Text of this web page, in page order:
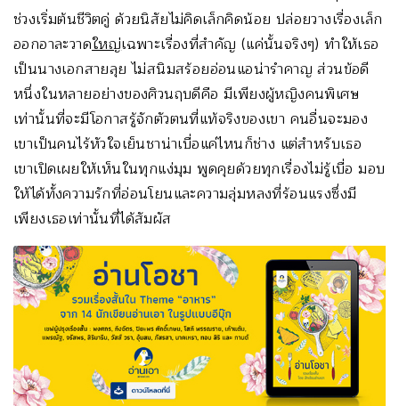
ช่วงเริ่มต้นชีวิตคู่ ด้วยนิสัยไม่คิดเล็กคิดน้อย ปล่อยวางเรื่องเล็ก
ออกอาละวาดใหญ่เฉพาะเรื่องที่สำคัญ (แค่นั้นจริงๆ) ทำให้เธอ
เป็นนางเอกสายลุย ไม่สนิมสร้อยอ่อนแอน่ารำคาญ ส่วนข้อดี
หนึ่งในหลายอย่างของศิวนฤบดีคือ มีเพียงผู้หญิงคนพิเศษ
เท่านั้นที่จะมีโอกาสรู้จักตัวตนที่แท้จริงของเขา คนอื่นจะมอง
เขาเป็นคนไร้หัวใจเย็นชาน่าเบื่อแค่ไหนก็ช่าง แต่สำหรับเธอ
เขาเปิดเผยให้เห็นในทุกแง่มุม พูดคุยด้วยทุกเรื่องไม่รู้เบื่อ มอบ
ให้ได้ทั้งความรักที่อ่อนโยนและความลุ่มหลงที่ร้อนแรงซึ่งมี
เพียงเธอเท่านั้นที่ได้สัมผัส